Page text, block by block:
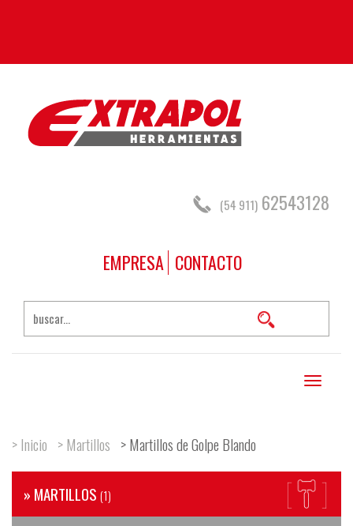
(54 911) 62543128
EMPRESA CONTACTO
Toggle
> Inicio > Martillos > Martillos de Golpe Blando
» MARTILLOS (1)